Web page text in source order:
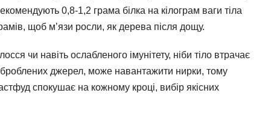
0,8-1,2 грама білка на кілограм ваги тіла
щоб м’язи росли, як дерева після дощу.
чи навіть ослабленого імунітету, ніби тіло втрачає
джерел, може навантажити нирки, тому
спокушає на кожному кроці, вибір якісних